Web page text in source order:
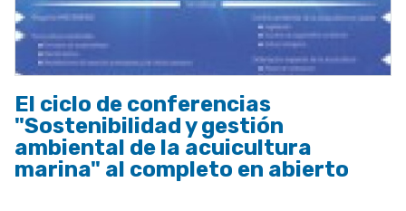
El ciclo de conferencias
"Sostenibilidad y gestión
ambiental de la acuicultura
marina" al completo en abierto